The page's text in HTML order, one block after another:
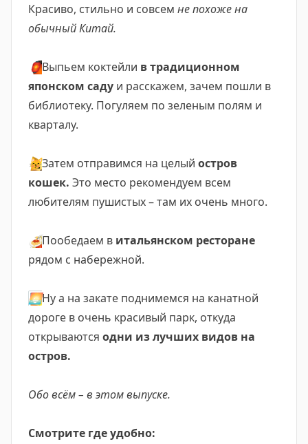
Красиво, стильно и совсем не похоже на
обычный Китай.
🏮Выпьем коктейли в традиционном
японском саду и расскажем, зачем пошли в
библиотеку. Погуляем по зеленым полям и
кварталу.
😽Затем отправимся на целый остров
кошек. Это место рекомендуем всем
любителям пушистых – там их очень много.
🍝Пообедаем в итальянском ресторане
рядом с набережной.
🌅Ну а на закате поднимемся на канатной
дороге в очень красивый парк, откуда
открываются одни из лучших видов на
остров.
Обо всём – в этом выпуске.
Смотрите где удобно: